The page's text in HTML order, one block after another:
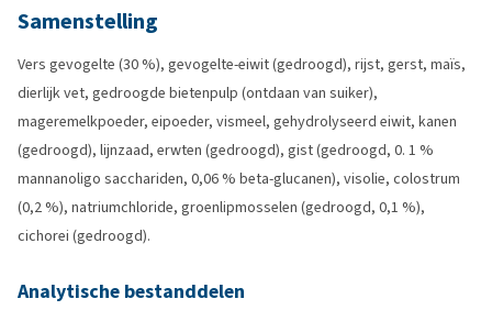
Samenstelling
Vers gevogelte (30 %), gevogelte-eiwit (gedroogd), rijst, gerst, maïs,
dierlijk vet, gedroogde bietenpulp (ontdaan van suiker),
mageremelkpoeder, eipoeder, vismeel, gehydrolyseerd eiwit, kanen
(gedroogd), lijnzaad, erwten (gedroogd), gist (gedroogd, 0. 1 %
mannanoligo sacchariden, 0,06 % beta-glucanen), visolie, colostrum
(0,2 %), natriumchloride, groenlipmosselen (gedroogd, 0,1 %),
cichorei (gedroogd).
Analytische bestanddelen